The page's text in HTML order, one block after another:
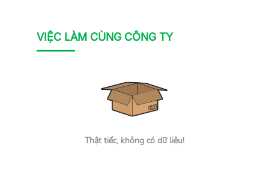
VIỆC LÀM CÙNG CÔNG TY
Thật tiếc, không có dữ liệu!